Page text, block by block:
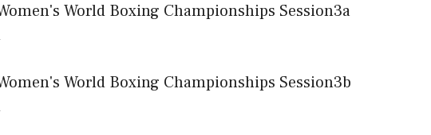
World Boxing Championships Session3a
World Boxing Championships Session3b